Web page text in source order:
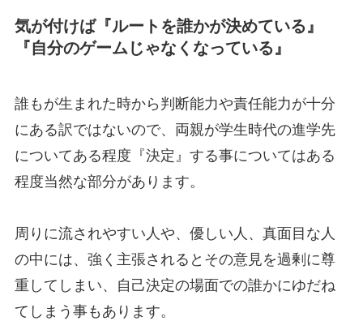
気が付けば『ルートを誰かが決めている』
『自分のゲームじゃなくなっている』
誰もが生まれた時から判断能力や責任能力が十分
にある訳ではないので、両親が学生時代の進学先
についてある程度『決定』する事についてはある
程度当然な部分があります。
周りに流されやすい人や、優しい人、真面目な人
の中には、強く主張されるとその意見を過剰に尊
重してしまい、自己決定の場面での誰かにゆだね
てしまう事もあります。